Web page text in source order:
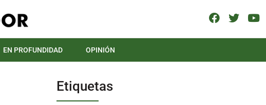
EN PROFUNDIDAD OPINIÓN
Etiquetas